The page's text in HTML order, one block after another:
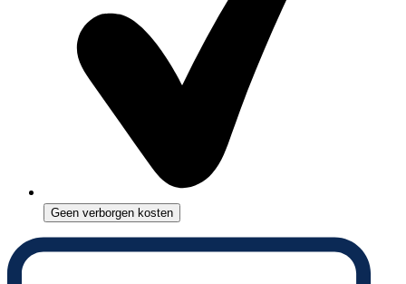
Geen verborgen kosten